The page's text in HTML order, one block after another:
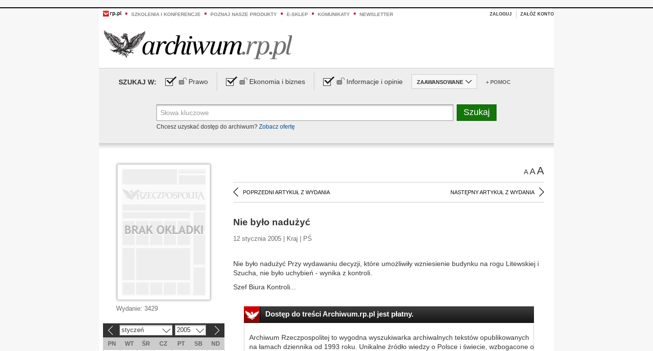
SZKOLENIA I KONFERENCJE POZNAJ NASZE PRODUKTY E-SKLEP KOMUNIKATY NEWSLETTER ZALOGUJ ZAŁÓŻ KONTO
SZUKAJ W: Prawo Ekonomia i biznes Informacje i opinie ZAAWANSOWANE + POMOC
Chcesz uzyskać dostęp do archiwum? Zobacz ofertę
AAA
POPRZEDNI ARTYKUŁ Z WYDANIA NASTĘPNY ARTYKUŁ Z WYDANIA
Nie było nadużyć
12 stycznia 2005 | Kraj | PŚ
Nie było nadużyć Przy wydawaniu decyzji, które umożliwiły wzniesienie budynku na rogu Litewskiej i
Szucha, nie było uchybień - wynika z kontroli.
Szef Biura Kontroli...
Dostęp do treści Archiwum.rp.pl jest płatny.
Archiwum Rzeczpospolitej to wygodna wyszukiwarka archiwalnych tekstów opublikowanych
na łamach dziennika od 1993 roku. Unikalne źródło wiedzy o Polsce i świecie, wzbogacone o
Wydanie: 3429
styczeń 2005
PN WT ŚR CZ PT SB
ND